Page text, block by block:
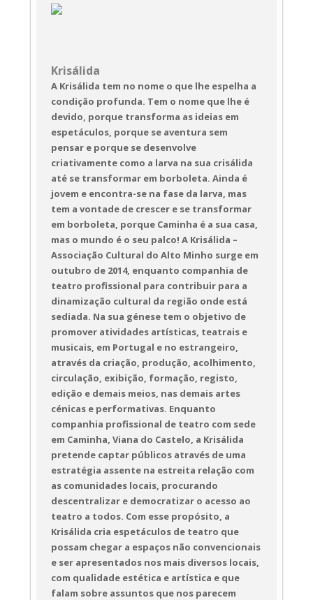
Krisálida
A Krisálida tem no nome o que lhe espelha a
condição profunda. Tem o nome que lhe é
devido, porque transforma as ideias em
espetáculos, porque se aventura sem
pensar e porque se desenvolve
criativamente como a larva na sua crisálida
até se transformar em borboleta. Ainda é
jovem e encontra-se na fase da larva, mas
tem a vontade de crescer e se transformar
em borboleta, porque Caminha é a sua casa,
mas o mundo é o seu palco! A Krisálida –
Associação Cultural do Alto Minho surge em
outubro de 2014, enquanto companhia de
teatro profissional para contribuir para a
dinamização cultural da região onde está
sediada. Na sua génese tem o objetivo de
promover atividades artísticas, teatrais e
musicais, em Portugal e no estrangeiro,
através da criação, produção, acolhimento,
circulação, exibição, formação, registo,
edição e demais meios, nas demais artes
cénicas e performativas. Enquanto
companhia profissional de teatro com sede
em Caminha, Viana do Castelo, a Krisálida
pretende captar públicos através de uma
estratégia assente na estreita relação com
as comunidades locais, procurando
descentralizar e democratizar o acesso ao
teatro a todos. Com esse propósito, a
Krisálida cria espetáculos de teatro que
possam chegar a espaços não convencionais
e ser apresentados nos mais diversos locais,
com qualidade estética e artística e que
falam sobre assuntos que nos parecem